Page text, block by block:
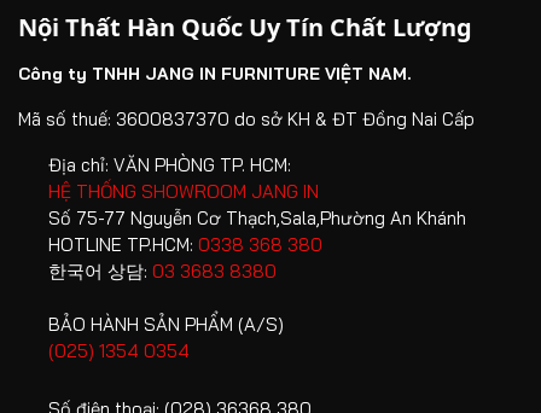
không gian sống. Không chỉ chú trọng tính thẩm mỹ, Jang
In còn đề cao yếu tố an toàn thông qua việc minh bạch
nguồn gốc nguyên vật liệu và các tiêu chuẩn kiểm định
chất lượng nghiêm ngặt.
1. Vì sao nội thất Hàn Quốc được ưu
chuộng trong không gian sống hiện đại?
Phong cách nội thất Hàn Quốc nổi tiếng với sự cân bằng
Thiết kế tối giản nhưng sang trọng
Loại bỏ những chi tiết cầu kỳ không cần thiết, nội thất
Nội Thất Hàn Quốc Uy Tín Chất Lượng
Công ty TNHH JANG IN FURNITURE VIỆT NAM.
Mã số thuế: 3600837370 do sở KH & ĐT Đồng Nai Cấp
Địa chỉ: VĂN PHÒNG TP. HCM:
HỆ THỐNG SHOWROOM JANG IN
Số 75-77 Nguyễn Cơ Thạch,Sala,Phường An Khánh
HOTLINE TP.HCM: 0338 368 380
한국어 상담: 03 3683 8380
BẢO HÀNH SẢN PHẨM (A/S)
(025) 1354 0354